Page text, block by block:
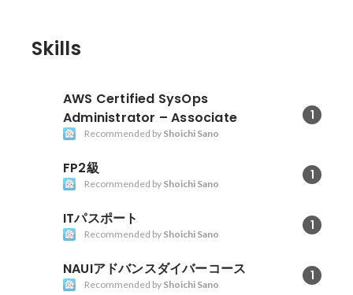
Skills
AWS Certified SysOps
Administrator – Associate
1
Recommended by Shoichi Sano
FP2級 1
Recommended by Shoichi Sano
ITパスポート 1
Recommended by Shoichi Sano
NAUIアドバンスダイバーコース 1
Recommended by Shoichi Sano